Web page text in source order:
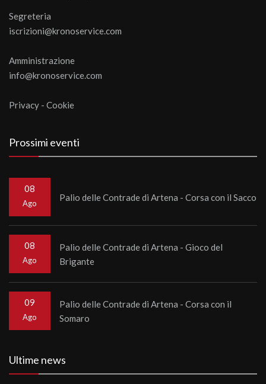
Segreteria
iscrizioni@kronoservice.com
Amministrazione
info@kronoservice.com
Privacy - Cookie
Prossimi eventi
08
Ago
Palio delle Contrade di Artena - Corsa con il Sacco
08
Ago
Palio delle Contrade di Artena - Gioco del
Brigante
09
Ago
Palio delle Contrade di Artena - Corsa con il
Somaro
Ultime news